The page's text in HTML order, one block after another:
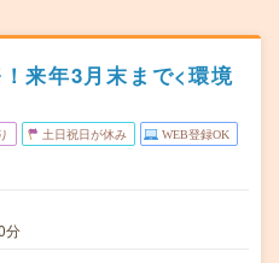
来年3月末まで<環境
土日祝日が休み WEB登録OK
分